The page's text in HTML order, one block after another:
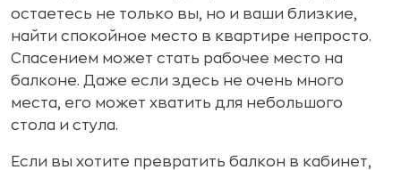
остаетесь не только вы, но и ваши близкие,
найти спокойное место в квартире непросто.
Спасением может стать рабочее место на
балконе. Даже если здесь не очень много
места, его может хватить для небольшого
стола и стула.
Если вы хотите превратить балкон в кабинет,